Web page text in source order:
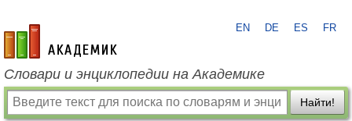
academic.ru
EN DE ES FR
Словари и энциклопедии на Академике
Найти!